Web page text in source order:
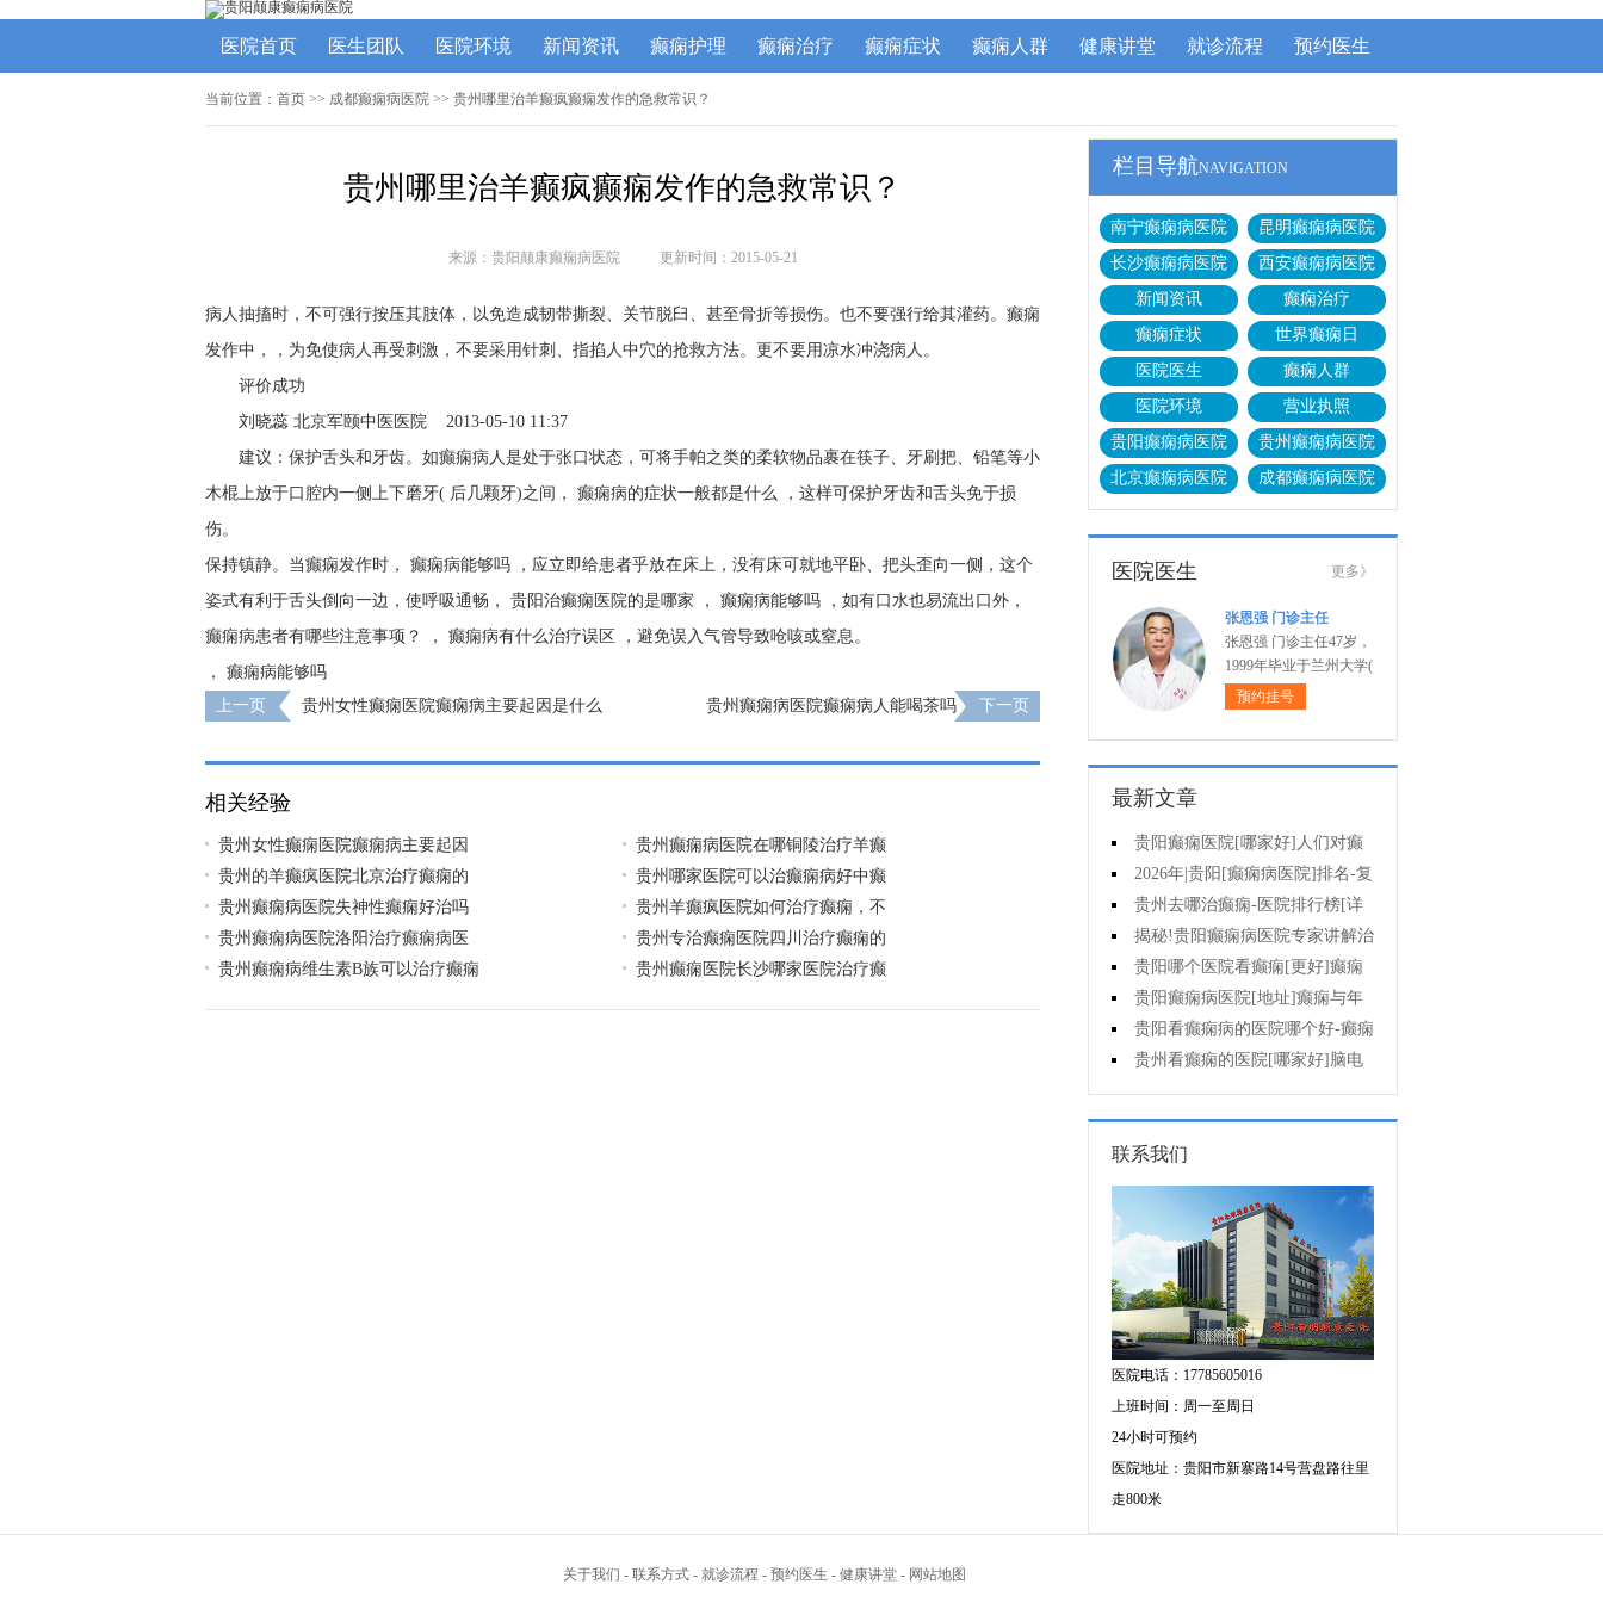
医院首页 医生团队 医院环境 新闻资讯 癫痫护理 癫痫治疗 癫痫症状 癫痫人群 健康讲堂 就诊流程 预约医生
当前位置： 首页 >> 成都癫痫病医院 >> 贵州哪里治羊癫疯癫痫发作的急救常识？
贵州哪里治羊癫疯癫痫发作的急救常识？
来源：贵阳颠康癫痫病医院 更新时间：2015-05-21
病人抽搐时，不可强行按压其肢体，以免造成韧带撕裂、关节脱臼、甚至骨折等损伤。也不要强行给其灌药。 癫痫
发作中，，为免使病人再受刺激，不要采用针刺、指掐人中穴的抢救方法。更不要用凉水冲浇病人。
评价成功
刘晓蕊 北京军颐中医 医院 2013-05-10 11:37
建议： 保护舌头和牙齿。如癫痫病人是处于张口状态，可将手帕之类的柔软物品裹在筷子、牙刷把、铅笔等小
木棍上放于口腔内一侧上下磨牙( 后几颗牙)之间， 癫痫病的症状一般都是什么
，这样可保护牙齿和舌头免于损
伤。
保持镇静。当癫痫发作时， 癫痫病能够吗
，应立即给患者乎放在床上，没有床可就地平卧、把头歪向一侧，这个
姿式有利于舌头倒向一边，使呼吸通畅， 贵阳治癫痫医院的是哪家 ， 癫痫病能够吗
，如有口水也易流出口外，
癫痫病患者有哪些注意事项？
， 癫痫病有什么治疗误区
，避免误入气管导致呛咳或窒息。
， 癫痫病能够吗
上一页
贵州女性癫痫医院癫痫病主要起因是什么
贵州癫痫病医院癫痫病人能喝茶吗 下一页
相关经验
贵州女性癫痫医院癫痫病主要起因
贵州癫痫病医院在哪铜陵治疗羊癫
贵州的羊癫疯医院北京治疗癫痫的
贵州哪家医院可以治癫痫病好中癫
贵州癫痫病医院失神性癫痫好治吗
贵州羊癫疯医院如何治疗癫痫，不
贵州癫痫病医院洛阳治疗癫痫病医
贵州专治癫痫医院四川治疗癫痫的
贵州癫痫病维生素B族可以治疗癫痫
贵州癫痫医院长沙哪家医院治疗癫
栏目导航NAVIGATION
南宁癫痫病医院
昆明癫痫病医院
长沙癫痫病医院
西安癫痫病医院
新闻资讯
癫痫治疗
癫痫症状
世界癫痫日
医院医生
癫痫人群
医院环境
营业执照
贵阳癫痫病医院
贵州癫痫病医院
北京癫痫病医院
成都癫痫病医院
医院医生 更多》
张恩强 门诊主任
张恩强 门诊主任47岁，
1999年毕业于兰州大学(
预约挂号
最新文章
贵阳癫痫医院[哪家好]人们对癫
痫的认识会出现哪些误区?
2026年|贵阳[癫痫病医院]排名-复
杂癫痫的早期症状是什么?
贵州去哪治癫痫-医院排行榜[详
细排名]癫痫对孩子有哪些影响?
揭秘!贵阳癫痫病医院专家讲解治
疗癫痫的有效方法有哪些?
贵阳哪个医院看癫痫[更好]癫痫
大发作有哪些症状?
贵阳癫痫病医院[地址]癫痫与年
龄有关吗?
贵阳看癫痫病的医院哪个好-癫痫
病发能强行喂药吗?
贵州看癫痫的医院[哪家好]脑电
图异常原因是什么?
联系我们
医院电话：17785605016
上班时间：周一至周日
24小时可预约
医院地址：贵阳市新寨路14号营盘路往里
走800米
关于我们 - 联系方式 - 就诊流程 - 预约医生 - 健康讲堂 - 网站地图